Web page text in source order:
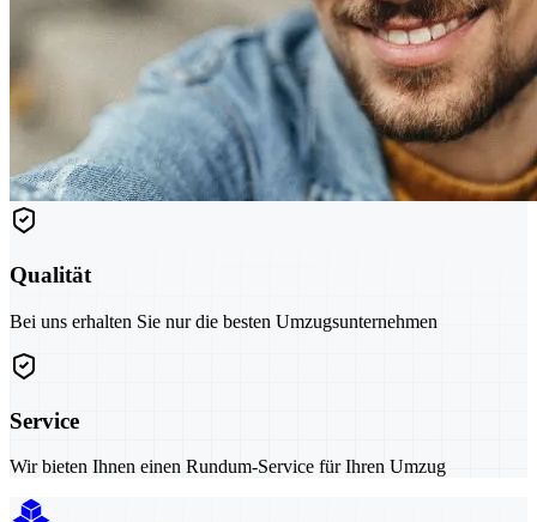
Qualität
Bei uns erhalten Sie nur die besten Umzugsunternehmen
Service
Wir bieten Ihnen einen Rundum-Service für Ihren Umzug